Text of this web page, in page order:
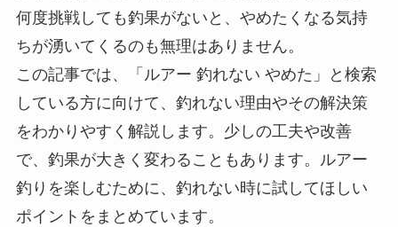
何度挑戦しても釣果がないと、やめたくなる気持
ちが湧いてくるのも無理はありません。
この記事では、「ルアー 釣れない やめた」と検索
している方に向けて、釣れない理由やその解決策
をわかりやすく解説します。少しの工夫や改善
で、釣果が大きく変わることもあります。ルアー
釣りを楽しむために、釣れない時に試してほしい
ポイントをまとめています。